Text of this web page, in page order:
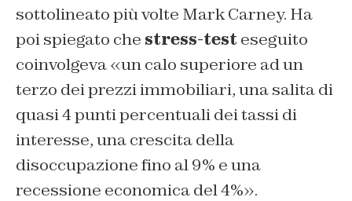
sottolineato più volte Mark Carney. Ha
poi spiegato che stress-test eseguito
coinvolgeva «un calo superiore ad un
terzo dei prezzi immobiliari, una salita di
quasi 4 punti percentuali dei tassi di
interesse, una crescita della
disoccupazione fino al 9% e una
recessione economica del 4%».